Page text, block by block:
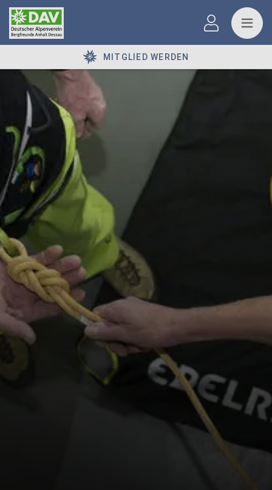
MITGLIED WERDEN